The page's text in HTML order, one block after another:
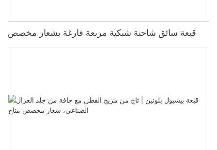
قبعة سائق شاحنة شبكية مربعة فارغة بشعار مخصص